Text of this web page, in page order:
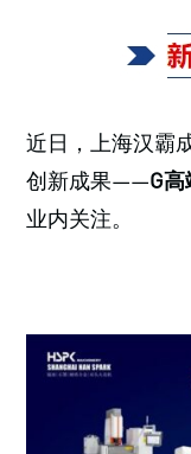
近日，上海汉霸
创新成果——G
业内关注。